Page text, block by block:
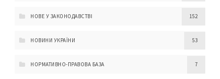
НОВЕ У ЗАКОНОДАВСТВІ 152
НОВИНИ УКРАЇНИ 53
НОРМАТИВНО-ПРАВОВА БАЗА 7